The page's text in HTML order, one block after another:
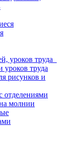
уроков труда
уроков труда
рисунков и
отделениями
молнии